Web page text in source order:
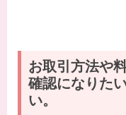
お取引方法や
確認になりた
い。